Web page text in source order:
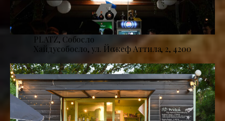
PLATZ, Собосло
Хайдусобосло, ул. Йожеф Аттила, 2, 4200